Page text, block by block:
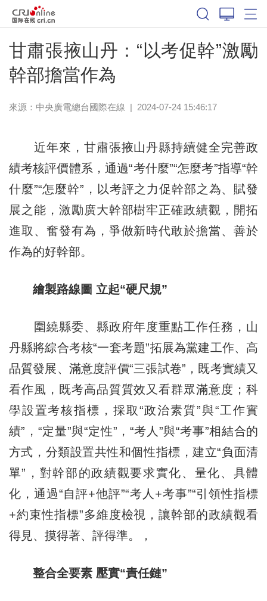
甘肅張掖山丹：“以考促幹”激勵
幹部擔當作為
來源：中央廣電總台國際在線 | 2024-07-24 15:46:17
近年來，甘肅張掖山丹縣持續健全完善政
績考核評價體系，通過“考什麼”“怎麼考”指導“幹
什麼”“怎麼幹”，以考評之力促幹部之為、賦發
展之能，激勵廣大幹部樹牢正確政績觀，開拓
進取、奮發有為，爭做新時代敢於擔當、善於
作為的好幹部。
繪製路線圖 立起“硬尺規”
圍繞縣委、縣政府年度重點工作任務，山
丹縣將綜合考核“一套考題”拓展為黨建工作、高
品質發展、滿意度評價“三張試卷”，既考實績又
看作風，既考高品質質效又看群眾滿意度；科
學設置考核指標 ， 採取“政治素質”與“工作實
績”，“定量”與“定性”，“考人”與“考事”相結合的
方式，分類設置共性和個性指標，建立“負面清
單”，對幹部的政績觀要求實化、量化、具體
化，通過“自評+他評”“考人+考事”“引領性指標
+約束性指標”多維度檢視，讓幹部的政績觀看
得見、摸得著、評得準。，
整合全要素 壓實“責任鏈”